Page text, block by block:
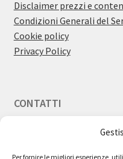
Per fornire le migliori esperienze,
Disclaimer prezzi e
Condizioni Generali del
Cookie policy
Privacy Policy
CONTATTI